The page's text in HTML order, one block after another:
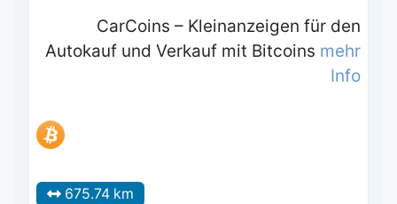
CarCoins – Kleinanzeigen für den
Autokauf und Verkauf mit Bitcoins mehr
Info
675.74 km